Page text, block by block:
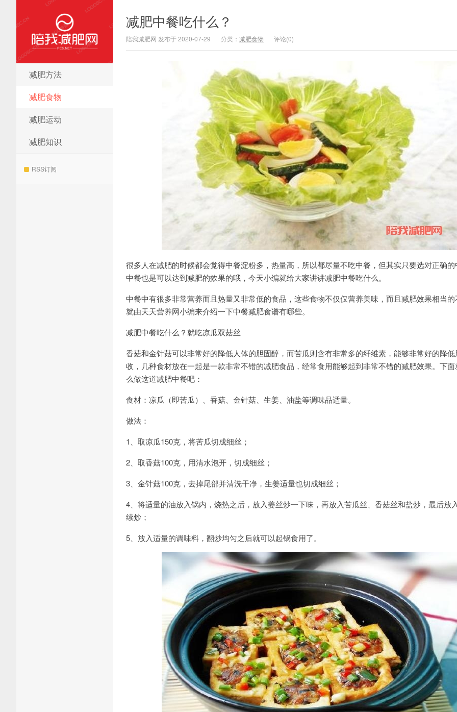
陪我减肥网
减肥方法
减肥食物
减肥运动
减肥知识
RSS订阅
减肥中餐吃什么？
陪我减肥网 发布于 2020-07-29 分类： 减肥食物 评论(0)
很多人在减肥的时候都会觉得中餐淀粉多，热量高，所以都尽量不吃中餐，但其实只要选对正确的
中餐也是可以达到减肥的效果的哦，今天小编就给大家讲讲减肥中餐吃什么。
中餐中有很多非常营养而且热量又非常低的食品，这些食物不仅仅营养美味，而且减肥效果相当
就由天天营养网小编来介绍一下中餐减肥食谱有哪些。
减肥中餐吃什么？就吃凉瓜双菇丝
香菇和金针菇可以非常好的降低人体的胆固醇，而苦瓜则含有非常多的纤维素，能够非常好的降低
收，几种食材放在一起是一款非常不错的减肥食品，经常食用能够起到非常不错的减肥效果。下
么做这道减肥中餐吧：
食材：凉瓜（即苦瓜）、香菇、金针菇、生姜、油盐等调味品适量。
做法：
1、取凉瓜150克，将苦瓜切成细丝；
2、取香菇100克，用清水泡开，切成细丝；
3、金针菇100克，去掉尾部并清洗干净，生姜适量也切成细丝；
4、将适量的油放入锅内，烧热之后，放入姜丝炒一下味，再放入苦瓜丝、香菇丝和盐炒，最后放
续炒；
5、放入适量的调味料，翻炒均匀之后就可以起锅食用了。